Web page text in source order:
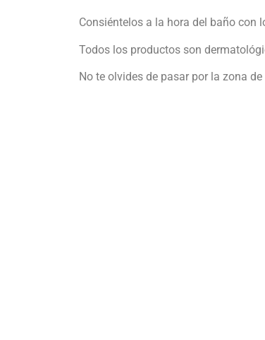
Consiéntelos a la hora del baño con
Todos los productos son
No te olvides de pasar por la zona